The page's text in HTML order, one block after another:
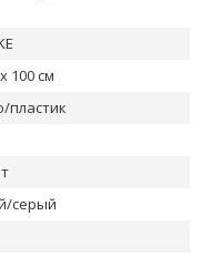
100 см
пластик
серый